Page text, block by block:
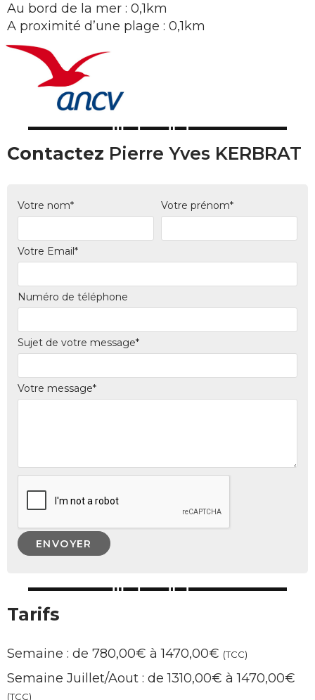
Au bord de la mer : 0,1km
A proximité d’une plage : 0,1km
Contactez Pierre Yves KERBRAT
Votre nom* Votre prénom*
Votre Email*
Numéro de téléphone
Sujet de votre message*
Votre message*
Tarifs
Semaine : de 780,00€ à 1470,00€ (TCC)
Semaine Juillet/Aout : de 1310,00€ à 1470,00€
(TCC)